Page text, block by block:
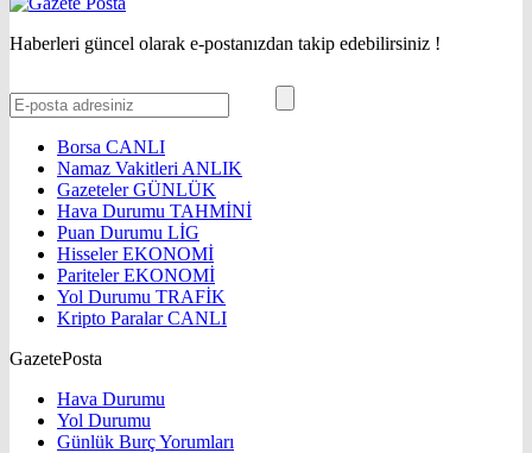
Haberleri güncel olarak e-postanızdan takip edebilirsiniz !
Borsa CANLI
Namaz Vakitleri ANLIK
GazetelerGÜNLÜK
Hava Durumu TAHMİNİ
Puan Durumu LİG
HisselerEKONOMİ
ParitelerEKONOMİ
Yol Durumu TRAFİK
Kripto ParalarCANLI
GazetePosta
Hava Durumu
Yol Durumu
Günlük Burç Yorumları